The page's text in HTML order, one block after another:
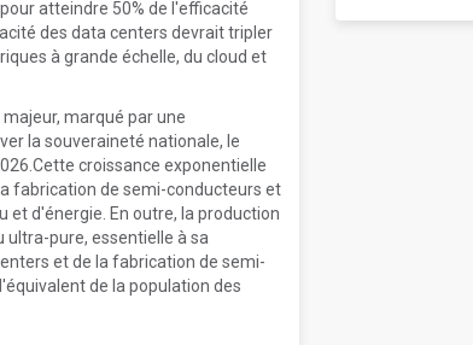
atteindre 50% de l'efficacité
des data centers devrait tripler
à grande échelle, du cloud et
marqué par une
la souveraineté nationale, le
croissance exponentielle
fabrication de semi-conducteurs et
d'énergie. En outre, la production
pure, essentielle à sa
et de la fabrication de semi-
de la population des